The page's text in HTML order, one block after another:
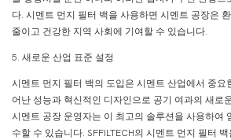
다. 시멘트 먼지 필터 백을 사용하면 시멘트 공장은
줄이고 건강한 지역 사회에 기여할 수 있습니다.
5. 새로운 산업 표준 설정
시멘트 먼지 필터 백의 도입은 시멘트 산업에서 중요
어난 성능과 혁신적인 디자인으로 공기 여과의 새로
시멘트 공장 운영자는 이 최고의 솔루션을 사용하여
수할 수 있습니다. SFFILTECH의 시멘트 먼지 필터